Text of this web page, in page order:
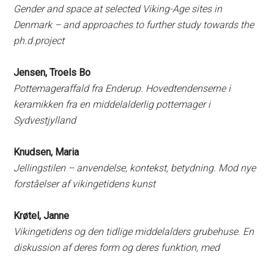
Gender and space at selected Viking-Age sites in
Denmark – and approaches to further study towards the
ph.d.project
Jensen, Troels Bo
Pottemageraffald fra Enderup. Hovedtendenserne i
keramikken fra en middelalderlig pottemager i
Sydvestjylland
Knudsen, Maria
Jellingstilen – anvendelse, kontekst, betydning. Mod nye
forståelser af vikingetidens kunst
Krøtel, Janne
Vikingetidens og den tidlige middelalders grubehuse. En
diskussion af deres form og deres funktion, med